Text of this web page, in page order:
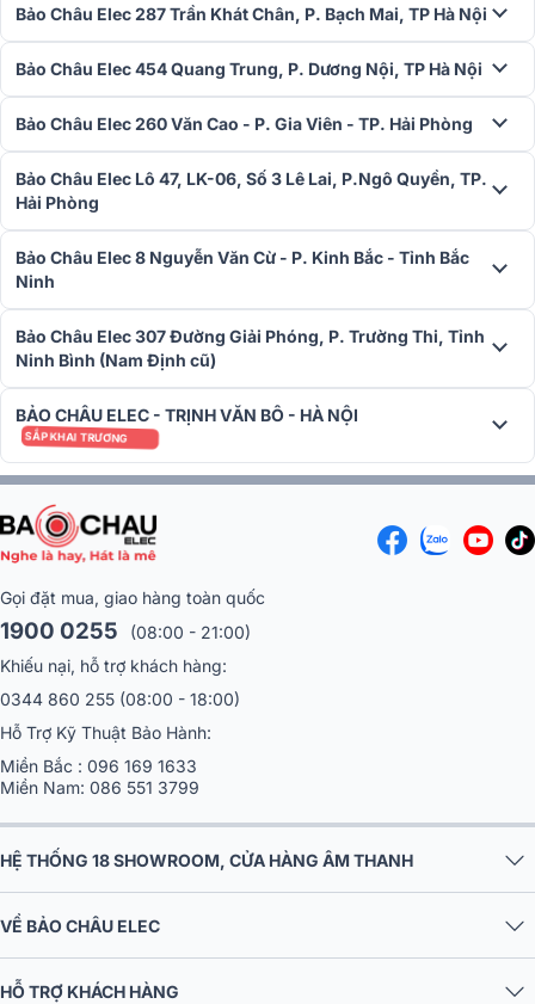
Bảo Châu Elec 287 Trần Khát Chân, P. Bạch Mai, TP Hà Nội
Bảo Châu Elec 454 Quang Trung, P. Dương Nội, TP Hà Nội
Bảo Châu Elec 260 Văn Cao - P. Gia Viên - TP. Hải Phòng
Bảo Châu Elec Lô 47, LK-06, Số 3 Lê Lai, P.Ngô Quyền, TP.
Hải Phòng
Bảo Châu Elec 8 Nguyễn Văn Cừ - P. Kinh Bắc - Tỉnh Bắc
Ninh
Bảo Châu Elec 307 Đường Giải Phóng, P. Trường Thi, Tỉnh
Ninh Bình (Nam Định cũ)
BẢO CHÂU ELEC - TRỊNH VĂN BÔ - HÀ NỘI
SẮP KHAI TRƯƠNG
Gọi đặt mua, giao hàng toàn quốc
1900 0255
(08:00 - 21:00)
Khiếu nại, hỗ trợ khách hàng:
0344 860 255 (08:00 - 18:00)
Hỗ Trợ Kỹ Thuật Bảo Hành:
Miền Bắc : 096 169 1633
Miền Nam: 086 551 3799
HỆ THỐNG 18 SHOWROOM, CỬA HÀNG ÂM THANH
VỀ BẢO CHÂU ELEC
HỖ TRỢ KHÁCH HÀNG